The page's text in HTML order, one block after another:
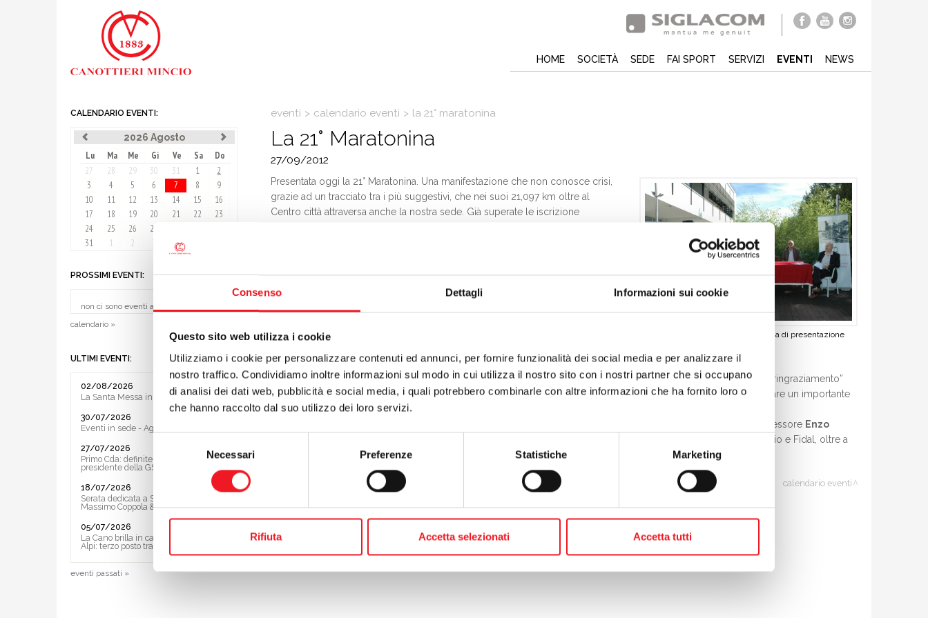
Consenso Dettagli Informazioni sui cookie
Questo sito web utilizza i cookie
Utilizziamo i cookie per personalizzare contenuti ed annunci, per fornire funzionalità dei social media e per analizzare il
nostro traffico. Condividiamo inoltre informazioni sul modo in cui utilizza il nostro sito con i nostri partner che si occupano
di analisi dei dati web, pubblicità e social media, i quali potrebbero combinarle con altre informazioni che ha fornito loro o
che hanno raccolto dal suo utilizzo dei loro servizi.
consenso
Necessari Preferenze Statistiche Marketing
Rifiuta Accetta selezionati Accetta tutti
HOME SOCIETÀ SEDE FAI SPORT SERVIZI EVENTI NEWS
CALENDARIO EVENTI:
2026 Agosto
Lu Ma Me Gi Ve Sa
Do
27
28 29 30 31 1
2
3
4 5 6 7 8
9
10
11 12 13 14 15
16
17
18 19 20 21 22
23
24
25 26 27
31
1 2 3 4
PROSSIMI EVENTI:
non ci sono eventi al momento
calendario »
ULTIMI EVENTI:
02/08/2026
La Santa Messa in riva al lago
30/07/2026
Eventi in sede - Agosto 2026
27/07/2026
Primo Cda: definite le Vice ed il
presidente della GS
18/07/2026
Serata dedicata a Sting e ai Police con
Massimo Coppola & Band
05/07/2026
La Cano brilla in casa al Trofeo delle
Alpi: terzo posto tra le società
eventi passati »
eventi > calendario eventi > la 21° maratonina
La 21° Maratonina
27/09/2012
Il tavolo dei relatori alla conferenza di presentazione
Presentata oggi la 21° Maratonina. Una manifestazione che non conosce crisi,
grazie ad un tracciato tra i più suggestivi, che nei suoi 21,097 km oltre al
Centro città attraversa anche la nostra sede. Già superate le iscrizione
questo tipo in Italia. Speriamo che il tempo ci dia un mano”.
Alla conferenza stampa di presentazione a fare gli onori di casa c’era il
tracciato. Siamo lieti di continuare questa ed altre collaborazioni accomunate
domenica dal Campo canoa, poi i podisti attraverseranno il centro storico di
Mantova per dirigersi verso la ciclabile sul lago superiore e Soave. “Sono in molti ad aiutarci e meritano il nostro ringraziamento”
ricorda Gianpaolo Ferrarini, presidente di Quisport "certo la collaborazione con la Canottieri ci ha permesso di fare un importante
salto di qualità rispetto al passato".
A dare il loro contributo il Comune e la Provincia di Mantova, rappresentati in conferenza rispettivamente dall'assessore Enzo
il Comune di Porto Mantovano, Regione Lombardia, Parco del Mincio e Fidal, oltre a
numerosi sponsor privati.
non ti scordar di... cano ha i sapori del mare
calendario eventi